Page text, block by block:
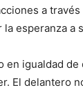
a través
esperanza a
en igualdad
El delantero